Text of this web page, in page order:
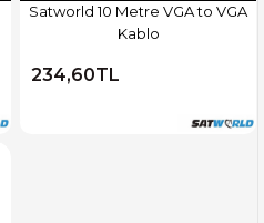
Satworld 10 Metre VGA to VGA
Kablo
234,60TL